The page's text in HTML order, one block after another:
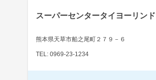
スーパーセンタータイヨーリン
熊本県天草市船之尾町２７９－６
TEL: 0969-23-1234